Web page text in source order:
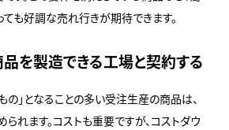
も好調な売れ行きが期待できます。
を製造できる工場と契約する
の」となることの多い受注生産の商品は、
れます。コストも重要ですが、コストダウ